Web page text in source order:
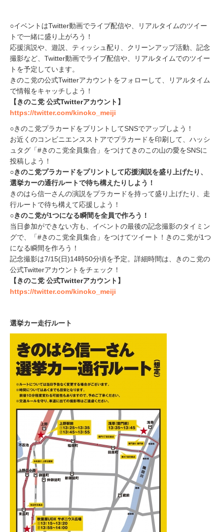
○イベントはTwitter動画でライブ配信や、リアルタイムのツイー
トで一緒に盛り上がろう！
応援演説や、遊説、ティッシュ配り、クリーンアップ活動、記念
撮影など、Twitter動画でライブ配信や、リアルタイムでのツイー
トを予定しています。
きのこ党の公式Twitterアカウントをフォローして、リアルタイム
で情報をキャッチしよう！
【きのこ党 公式Twitterアカウント】
https://twitter.com/kinoko_meiji
○きのこ党プラカードをプリントしてSNSでアップしよう！
お近くのコンビニエンスストアでプラカードを印刷して、ハッシ
ュタグ「#きのこ党全員集合」をつけてきのこの山の愛をSNSに
投稿しよう！
○きのこ党プラカードをプリントして応援演説を盛り上げたり、
選挙カーの通行ルートで待ち構えたりしよう！
きのはら信一さんの演説をプラカードを持って盛り上げたり、走
行ルートで待ち構えて応援しよう！
○きのこ党が1つになる瞬間を全員で作ろう！
当日参加ができない方も、イベントの最後の記念撮影のタイミン
グで、「#きのこ党全員集合」をつけてツイート！きのこ党が1つ
になる瞬間を作ろう！
記念撮影は7/15(日)14時50分頃を予定。詳細時間は、きのこ党の
公式Twitterアカウントをチェック！
【きのこ党 公式Twitterアカウント】
https://twitter.com/kinoko_meiji
選挙カー走行ルート